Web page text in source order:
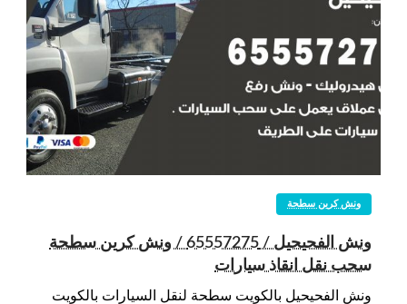
ونش كرين سطحة
ونش الفحيحيل / 65557275 / ونش كرين سطحة
سحب نقل انقاذ سيارات
ونش الفحيحيل بالكويت سطحة لنقل السيارات بالكويت